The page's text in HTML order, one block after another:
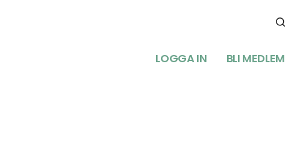
LOGGA IN BLI MEDLEM